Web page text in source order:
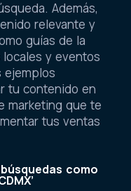
Además,
relevante y
guías de la
y eventos
ejemplos
tu contenido en
marketing que te
tus ventas
como